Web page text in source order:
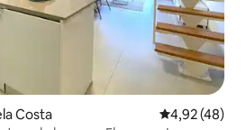
Costa 4,92 de uma
4,92 (48)